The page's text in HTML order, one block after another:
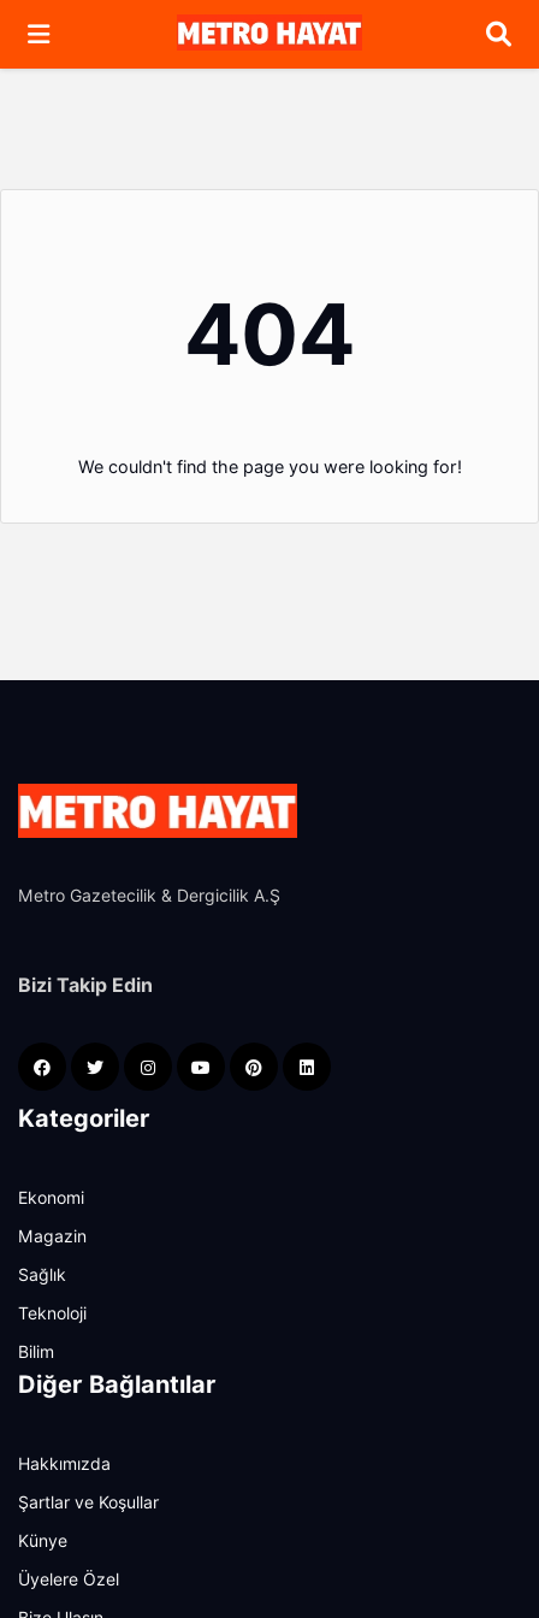
404
We couldn't find the page you were looking for!
Metro Gazetecilik & Dergicilik A.Ş
Bizi Takip Edin
Kategoriler
Ekonomi
Magazin
Sağlık
Teknoloji
Bilim
Diğer Bağlantılar
Hakkımızda
Şartlar ve Koşullar
Künye
Üyelere Özel